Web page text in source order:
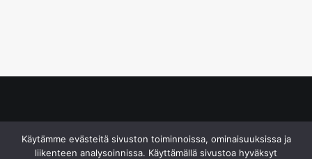
Käytämme evästeitä sivuston toiminnoissa, ominaisuuksissa ja
liikenteen analysoinnissa. Käyttämällä sivustoa hyväksyt